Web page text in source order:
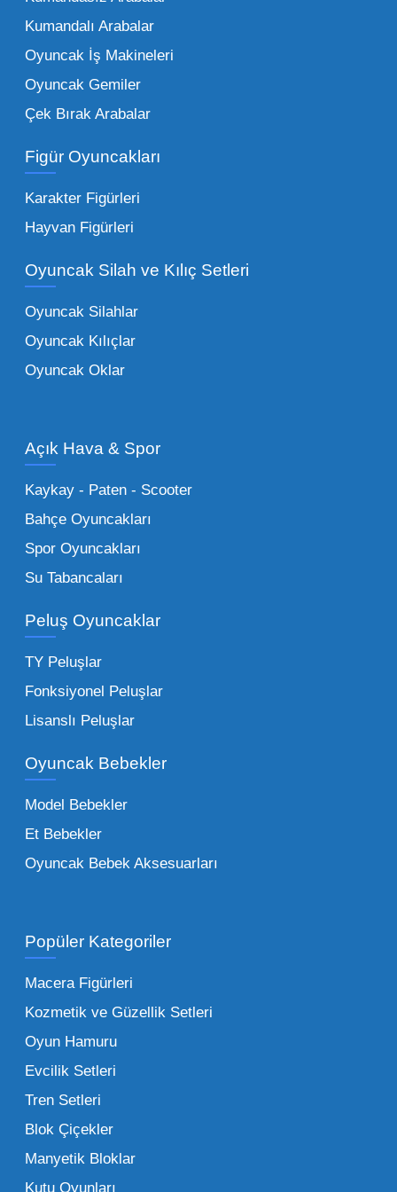
çeşitliliği ile doğru orantılıdır. İşte Mega
Oyuncak bünyesinde öne çıkan ve en çok
tercih edilen kategorilerimiz:
Peluş Oyuncaklar:
vazgeçilmezi olan yumuşak dokulu sevilen
seçeneklerimizi keşfederek koleksiyonunuza
en sevilen karakterleri ekleyebilirsiniz.
Eğitici Setler:
tarafından tercih edilentoptan eğitici
ebeveynlerin son yıllarda en çok satın aldığı
ürün grupları arasında yer almaktadır.
Oyuncak Araçlar:
stok imkanımızla sunulmaktadır.
Küçük Oyuncaklar:
sağlayan toptan küçük oyuncaklar, bakkallar,
Bu kategorideki küçük oyuncaklar toptan
alımlarda çok düşük maliyetlerle yüksek
adetli stok yapmanıza olanak tanır. Özellikle
sürpriz paketler ve figürler, çocukların
harçlıklarıyla kolayca alabildiği ürünlerdir.
Çocuk Oyuncakları Toptan Seçenekleri:
Bebeklik döneminden ergenliğe kadar geniş
toptan tedariği yaparken, piyasadaki en son
figürlerden geleneksel oyun setlerine kadar
her şeyi portföyümüzde bulabilirsiniz.
İşletmeler için toptan oyuncak satış ve alımı
şüphesiz ki birim maliyetin düşmesidir.
Oyuncak toptan kanalına geçildiğinde,
perakende satış fiyatı ile alış fiyatı arasındaki
makas açılır ve bu da ciddi kâr marjları elde
edilmesini sağlar. Toplu alımlarda uygulanan
dönemlerinde işletmenizin finansal olarak
rahatlamasına yardımcı olur.
Kumandalı Arabalar
Oyuncak İş Makineleri
Oyuncak Gemiler
Çek Bırak Arabalar
Figür Oyuncakları
Karakter Figürleri
Hayvan Figürleri
Oyuncak Silah ve Kılıç Setleri
Oyuncak Silahlar
Oyuncak Kılıçlar
Oyuncak Oklar
Açık Hava & Spor
Kaykay - Paten - Scooter
Bahçe Oyuncakları
Spor Oyuncakları
Su Tabancaları
Peluş Oyuncaklar
TY Peluşlar
Fonksiyonel Peluşlar
Lisanslı Peluşlar
Oyuncak Bebekler
Model Bebekler
Et Bebekler
Oyuncak Bebek Aksesuarları
Popüler Kategoriler
Macera Figürleri
Kozmetik ve Güzellik Setleri
Oyun Hamuru
Evcilik Setleri
Tren Setleri
Blok Çiçekler
Manyetik Bloklar
Kutu Oyunları